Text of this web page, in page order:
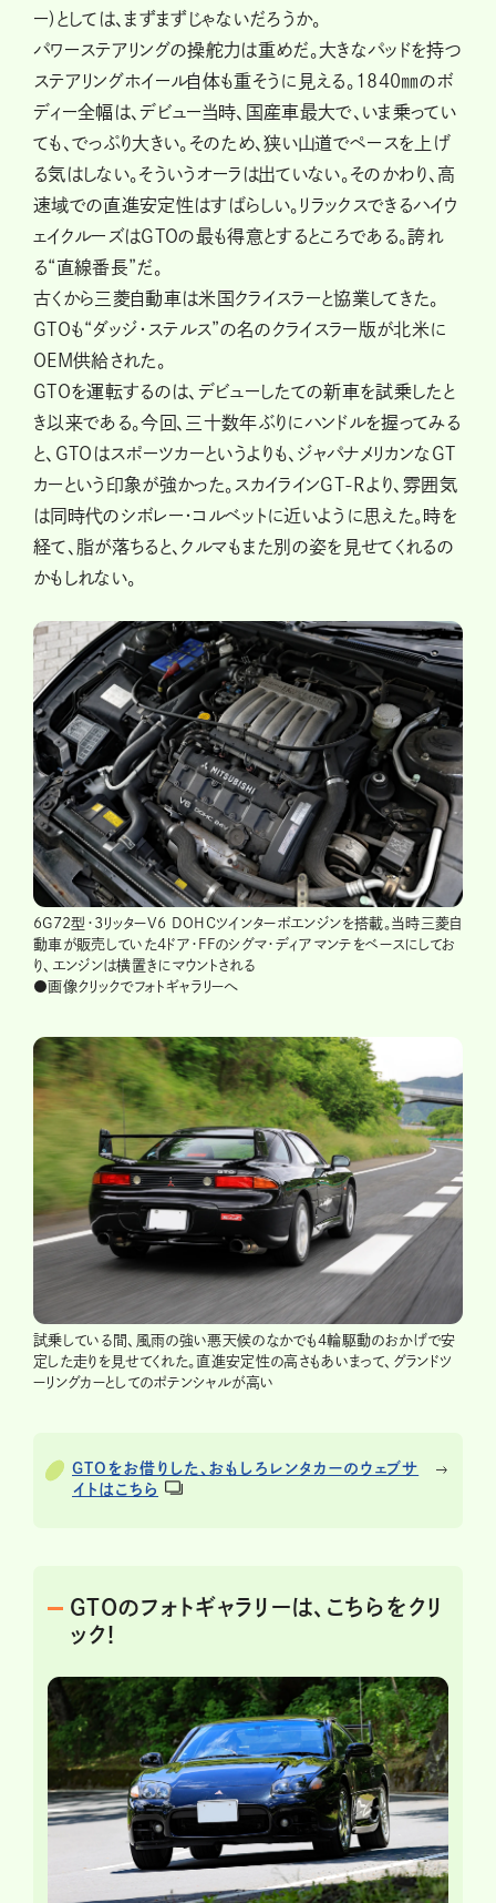
ー)としては、まずまずじゃないだろうか。
パワーステアリングの操舵力は重めだ。大きなパッドを持つ
ステアリングホイール自体も重そうに見える。1840㎜のボ
ディー全幅は、デビュー当時、国産車最大で、いま乗ってい
ても、でっぷり大きい。そのため、狭い山道でペースを上げ
る気はしない。そういうオーラは出ていない。そのかわり、高
速域での直進安定性はすばらしい。リラックスできるハイウ
ェイクルーズはGTOの最も得意とするところである。誇れ
る“直線番長”だ。
古くから三菱自動車は米国クライスラーと協業してきた。
GTOも“ダッジ・ステルス”の名のクライスラー版が北米に
OEM供給された。
GTOを運転するのは、デビューしたての新車を試乗したと
き以来である。今回、三十数年ぶりにハンドルを握ってみる
と、GTOはスポーツカーというよりも、ジャパナメリカンなGT
カーという印象が強かった。スカイラインGT-Rより、雰囲気
は同時代のシボレー・コルベットに近いように思えた。時を
経て、脂が落ちると、クルマもまた別の姿を見せてくれるの
かもしれない。
6G72型・3リッターV6 DOHCツインターボエンジンを搭載。当時三菱自
動車が販売していた4ドア・FFのシグマ・ディアマンテをベースにしてお
り、エンジンは横置きにマウントされる
●画像クリックでフォトギャラリーへ
試乗している間、風雨の強い悪天候のなかでも4輪駆動のおかげで安
定した走りを見せてくれた。直進安定性の高さもあいまって、グランドツ
ーリングカーとしてのポテンシャルが高い
GTOをお借りした、おもしろレンタカーのウェブサ
イトはこちら
GTOのフォトギャラリーは、こちらをクリ
ック!